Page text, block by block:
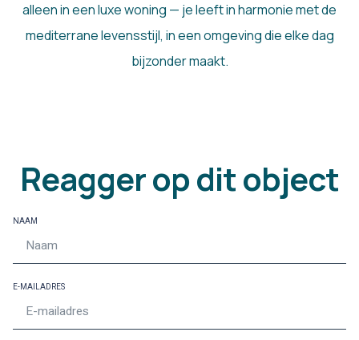
alleen in een luxe woning — je leeft in harmonie met de
mediterrane levensstijl, in een omgeving die elke dag
bijzonder maakt.
Reagger op dit object
NAAM
E-MAILADRES